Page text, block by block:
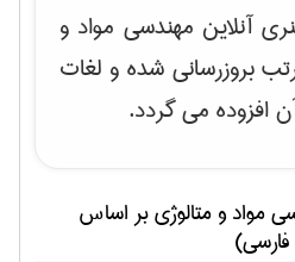
آنلاین مهندسی مواد و
بروزرسانی شده و لغات
افزوده می گردد.
مواد و متالوژیبر اساس